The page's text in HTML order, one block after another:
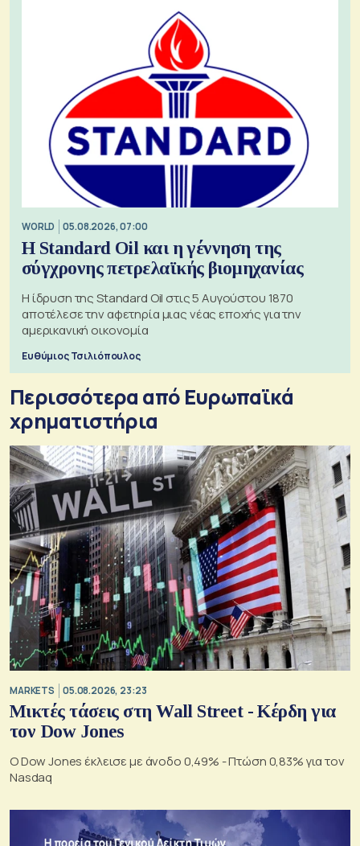
WORLD 05.08.2026, 07:00
Η Standard Oil και η γέννηση της
σύγχρονης πετρελαϊκής βιομηχανίας
Η ίδρυση της Standard Oil στις 5 Αυγούστου 1870
αποτέλεσε την αφετηρία μιας νέας εποχής για την
αμερικανική οικονομία
Ευθύμιος Τσιλιόπουλος
Περισσότερα από Ευρωπαϊκά
χρηματιστήρια
MARKETS 05.08.2026, 23:23
Μικτές τάσεις στη Wall Street - Κέρδη για
τον Dow Jones
Ο Dow Jones έκλεισε με άνοδο 0,49% - Πτώση 0,83% για τον
Nasdaq